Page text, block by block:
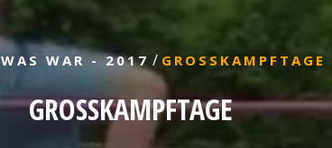
WAS WAR - 2017 / GROSSKAMPFTAGE
GROSSKAMPFTAGE